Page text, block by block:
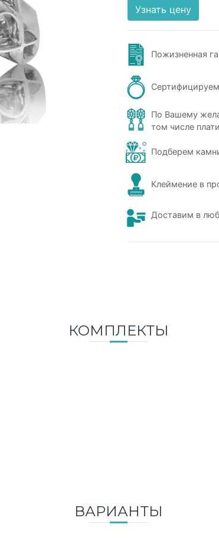
Узнать цену
Пожизненная
По Вашему
том числе
Подберем
Клеймение в
Доставим в
КОМПЛЕКТЫ
ВАРИАНТЫ